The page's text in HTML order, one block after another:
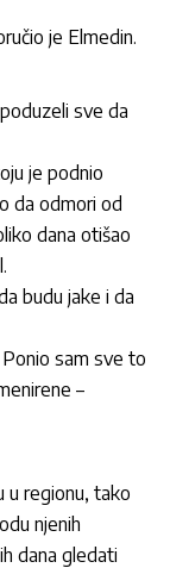
je Elmedin.
sve da
je podnio
da odmori od
dana otišao
budu jake i da
sam sve to
–
u regionu, tako
njenih
dana gledati